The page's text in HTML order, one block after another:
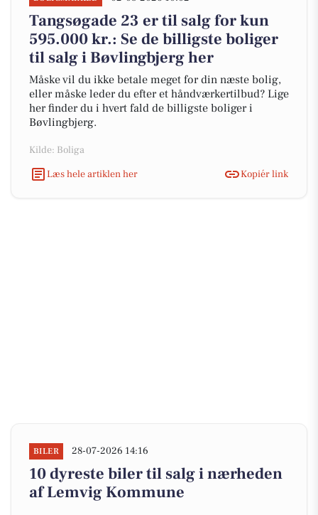
Tangsøgade 23 er til salg for kun
595.000 kr.: Se de billigste boliger
til salg i Bøvlingbjerg her
Måske vil du ikke betale meget for din næste bolig,
eller måske leder du efter et håndværkertilbud? Lige
her finder du i hvert fald de billigste boliger i
Bøvlingbjerg.
Kilde: Boliga
Læs hele artiklen her
Kopiér link
BILER 28-07-2026 14:16
10 dyreste biler til salg i nærheden
af Lemvig Kommune